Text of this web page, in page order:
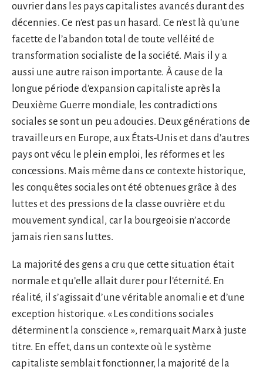
ouvrier dans les pays capitalistes avancés durant des
décennies. Ce n’est pas un hasard. Ce n’est là qu’une
facette de l’abandon total de toute velléité de
transformation socialiste de la société. Mais il y a
aussi une autre raison importante. À cause de la
longue période d’expansion capitaliste après la
Deuxième Guerre mondiale, les contradictions
sociales se sont un peu adoucies. Deux générations de
travailleurs en Europe, aux États-Unis et dans d’autres
pays ont vécu le plein emploi, les réformes et les
concessions. Mais même dans ce contexte historique,
les conquêtes sociales ont été obtenues grâce à des
luttes et des pressions de la classe ouvrière et du
mouvement syndical, car la bourgeoisie n’accorde
jamais rien sans luttes.
La majorité des gens a cru que cette situation était
normale et qu’elle allait durer pour l’éternité. En
réalité, il s’agissait d’une véritable anomalie et d’une
exception historique. « Les conditions sociales
déterminent la conscience », remarquait Marx à juste
titre. En effet, dans un contexte où le système
capitaliste semblait fonctionner, la majorité de la